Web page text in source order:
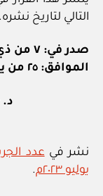
التالي لتاريخ نشره.
صدر في: ٧ من ذي الحجة ١٤٤٤هـ
الموافق: ٢٥ من يونيو ٢٠٢٣م
د.
نشر في
يوليو ٢٠٢٣م
.